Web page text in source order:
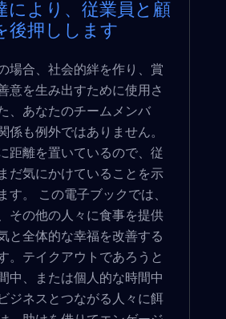
により、従業員と顧
後押しします
場合、社会的絆を作り、賞
意を生み出すために使用さ
、あなたのチームメンバ
係も例外ではありません。
距離を置いているので、従
だ気にかけていることを示
す。 この電子ブックでは、
その他の人々に食事を提供
と全体的な幸福を改善する
。テイクアウトであろうと
中、または個人的な時間中
ジネスとつながる人々に餌